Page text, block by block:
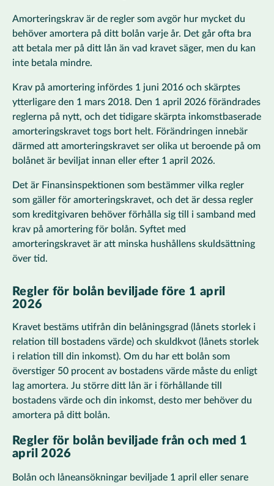
Amorteringskrav är de regler som avgör hur mycket du
behöver amortera på ditt bolån varje år. Det går ofta bra
att betala mer på ditt lån än vad kravet säger, men du kan
inte betala mindre.
Krav på amortering infördes 1 juni 2016 och skärptes
ytterligare den 1 mars 2018. Den 1 april 2026 förändrades
reglerna på nytt, och det tidigare skärpta inkomstbaserade
amorteringskravet togs bort helt. Förändringen innebär
därmed att amorteringskravet ser olika ut beroende på om
bolånet är beviljat innan eller efter 1 april 2026.
Det är Finansinspektionen som bestämmer vilka regler
som gäller för amorteringskravet, och det är dessa regler
som kreditgivaren behöver förhålla sig till i samband med
krav på amortering för bolån. Syftet med
amorteringskravet är att minska hushållens skuldsättning
över tid.
Regler för bolån beviljade före 1 april
2026
Kravet bestäms utifrån din belåningsgrad (lånets storlek i
relation till bostadens värde) och skuldkvot (lånets storlek
i relation till din inkomst). Om du har ett bolån som
överstiger 50 procent av bostadens värde måste du enligt
lag amortera. Ju större ditt lån är i förhållande till
bostadens värde och din inkomst, desto mer behöver du
amortera på ditt bolån.
Regler för bolån beviljade från och med 1
april 2026
Bolån och låneansökningar beviljade 1 april eller senare